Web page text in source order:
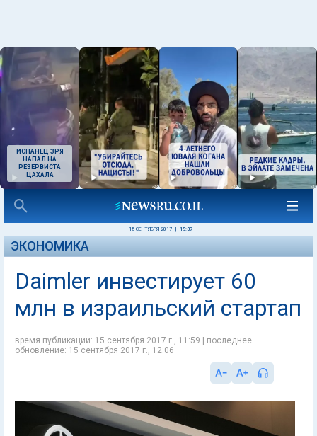
ИСПАНЕЦ ЗРЯ
НАПАЛ НА
РЕЗЕРВИСТА
ЦАХАЛА
15 СЕНТЯБРЯ 2017 19:37
ЭКОНОМИКА
Daimler инвестирует 60
млн в израильский стартап
время публикации: 15 сентября 2017 г., 11:59 | последнее
обновление: 15 сентября 2017 г., 12:06